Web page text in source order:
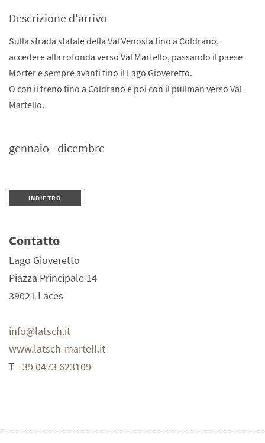
Descrizione d'arrivo
Sulla strada statale della Val Venosta fino a Coldrano,
accedere alla rotonda verso Val Martello, passando il paese
Morter e sempre avanti fino il Lago Gioveretto.
O con il treno fino a Coldrano e poi con il pullman verso Val
Martello.
gennaio - dicembre
INDIETRO
Contatto
Lago Gioveretto
Piazza Principale 14
39021 Laces
info@latsch.it
www.latsch-martell.it
T+39 0473 623109